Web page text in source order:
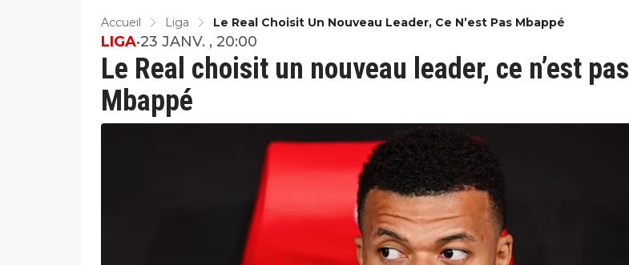
Accueil Liga Le Real Choisit Un Nouveau Leader, Ce N’est Pas Mbappé
Le Real choisit un nouveau leader, ce n’est pas
Mbappé
LIGA•23 JANV. , 20:00